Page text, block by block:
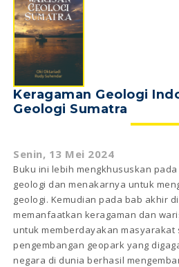
Keragaman Geologi
Geologi Sumatra
Senin, 13 Mei 2024
Buku ini lebih mengkhususkan
geologi dan menakarnya untuk
geologi. Kemudian pada bab akhir
memanfaatkan keragaman dan
untuk memberdayakan masyarakat
pengembangan geopark yang
negara di dunia berhasil